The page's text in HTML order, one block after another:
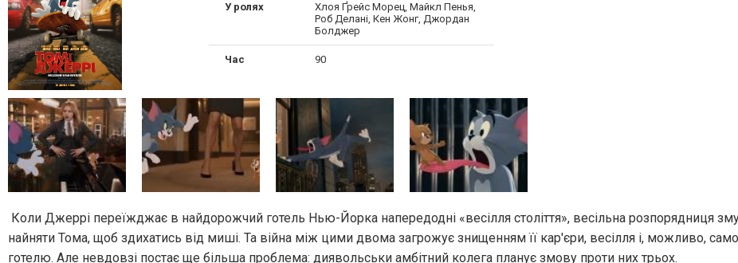
У ролях
Хлоя Ґрейс Морец, Майкл Пенья,
Роб Делані, Кен Жонг, Джордан
Болджер
Час 90
Коли Джеррі переїжджає в найдорожчий готель Нью-Йорка напередодні «весілля століття», весільна розпорядниця
найняти Тома, щоб здихатись від миші. Та війна між цими двома загрожує знищенням її кар'єри, весілля і, можливо,
готелю. Але невдовзі постає ще більша проблема: диявольськи амбітний колега планує змову проти них трьох.